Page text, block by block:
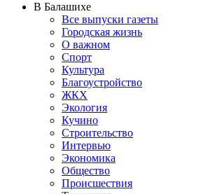
В Балашихе
Все выпуски газеты
Городская жизнь
О важном
Спорт
Культура
Благоустройство
ЖКХ
Экология
Кучино
Строительство
Интервью
Экономика
Общество
Происшествия